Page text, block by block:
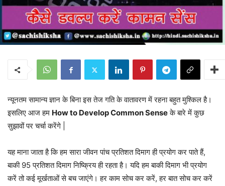
न्यूनतम सामान्य ज्ञान के बिना इस तेज गति के वातावरण में रहना बहुत मुश्किल है।
इसलिए आज हम How to Develop Common Senseके बारे में कुछ
सुझावों पर चर्चा करेंगे |
यह माना जाता है कि हम सारा जीवन पांच प्रतिशत दिमाग ही प्रयोग कर पाते हैं,
बाकी 95 प्रतिशत दिमाग निष्क्रिय ही रहता है। यदि हम बाकी दिमाग भी प्रयोग
करें तो कई मूर्खताओं से बच जाएंगे। हर काम सोच कर करें, हर बात सोच कर करें